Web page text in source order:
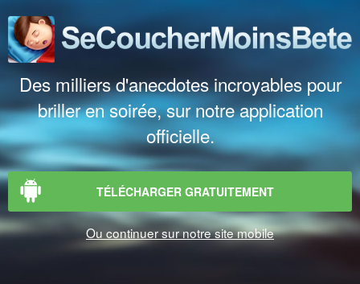
Des milliers d'anecdotes incroyables pour
briller en soirée, sur notre application
officielle.
TÉLÉCHARGER GRATUITEMENT
Ou continuer sur notre site mobile